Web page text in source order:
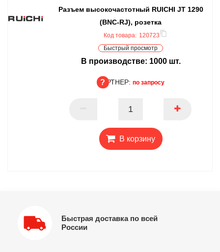
Разъем высокочастотный RUICHI JT 1290
(BNC-RJ), розетка
Код товара: 120723
Быстрый просмотр
В производстве: 1000шт.
ПАРТНЕР: по запросу
В корзину
Быстрая доставка по всей
России